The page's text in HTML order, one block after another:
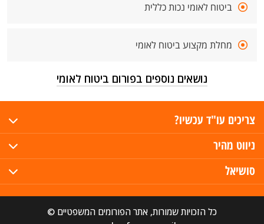
ביטוח לאומי נכות כללית
מחלת מקצוע ביטוח לאומי
נושאים נוספים בפורום ביטוח לאומי
צריכים עו"ד עכשיו?
ניווט מהיר
סושיאל
כל הזכויות שמורות, אתר הפורומים המשפטיים ©